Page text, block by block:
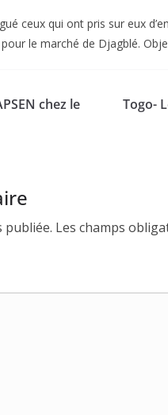
ceux qui ont pris sur eux
le marché de Djagblé.
chez le
Togo-
publiée. Les champs